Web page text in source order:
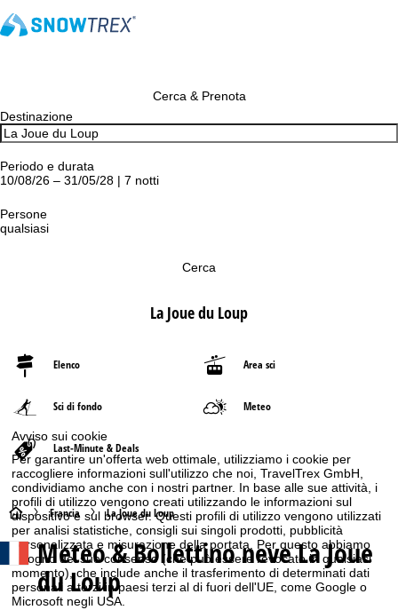
Avviso sui cookie
Per garantire un'offerta web ottimale, utilizziamo i cookie per
raccogliere informazioni sull'utilizzo che noi, TravelTrex GmbH,
condividiamo anche con i nostri partner. In base alle sue attività, i
profili di utilizzo vengono creati utilizzando le informazioni sul
dispositivo e sul browser. Questi profili di utilizzo vengono utilizzati
per analisi statistiche, consigli sui singoli prodotti, pubblicità
personalizzata e misurazione della portata. Per questo abbiamo
bisogno del suo consenso (che può essere revocato in qualsiasi
momento), che include anche il trasferimento di determinati dati
personali a terzi in paesi terzi al di fuori dell'UE, come Google o
Microsoft negli USA.
Cerca & Prenota
Destinazione
Periodo e durata
10/08/26 – 31/05/28 | 7 notti
Persone
qualsiasi
Cerca
La Joue du Loup
Elenco Area sci
Sci di fondo Meteo
Last-Minute & Deals
H
o
m
Francia La Joue du Loup
Meteo & Bollettino neve La Joue
du Loup